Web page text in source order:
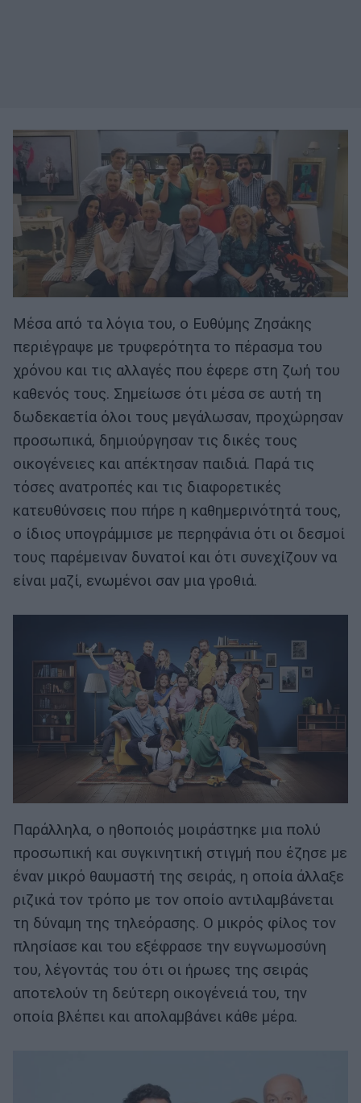
Μέσα από τα λόγια του, ο Ευθύμης Ζησάκης
περιέγραψε με τρυφερότητα το πέρασμα του
χρόνου και τις αλλαγές που έφερε στη ζωή του
καθενός τους. Σημείωσε ότι μέσα σε αυτή τη
δωδεκαετία όλοι τους μεγάλωσαν, προχώρησαν
προσωπικά, δημιούργησαν τις δικές τους
οικογένειες και απέκτησαν παιδιά. Παρά τις
τόσες ανατροπές και τις διαφορετικές
κατευθύνσεις που πήρε η καθημερινότητά τους,
ο ίδιος υπογράμμισε με περηφάνια ότι οι δεσμοί
τους παρέμειναν δυνατοί και ότι συνεχίζουν να
είναι μαζί, ενωμένοι σαν μια γροθιά.
Παράλληλα, ο ηθοποιός μοιράστηκε μια πολύ
προσωπική και συγκινητική στιγμή που έζησε με
έναν μικρό θαυμαστή της σειράς, η οποία άλλαξε
ριζικά τον τρόπο με τον οποίο αντιλαμβάνεται
τη δύναμη της τηλεόρασης. Ο μικρός φίλος τον
πλησίασε και του εξέφρασε την ευγνωμοσύνη
του, λέγοντάς του ότι οι ήρωες της σειράς
αποτελούν τη δεύτερη οικογένειά του, την
οποία βλέπει και απολαμβάνει κάθε μέρα.